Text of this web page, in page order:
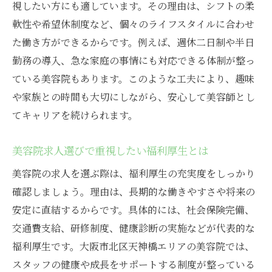
視したい方にも適しています。その理由は、シフトの柔
軟性や希望休制度など、個々のライフスタイルに合わせ
た働き方ができるからです。例えば、週休二日制や半日
勤務の導入、急な家庭の事情にも対応できる体制が整っ
ている美容院もあります。このような工夫により、趣味
や家族との時間も大切にしながら、安心して美容師とし
てキャリアを続けられます。
美容院求人選びで重視したい福利厚生とは
美容院の求人を選ぶ際は、福利厚生の充実度をしっかり
確認しましょう。理由は、長期的な働きやすさや将来の
安定に直結するからです。具体的には、社会保険完備、
交通費支給、研修制度、健康診断の実施などが代表的な
福利厚生です。大阪市北区天神橋エリアの美容院では、
スタッフの健康や成長をサポートする制度が整っている